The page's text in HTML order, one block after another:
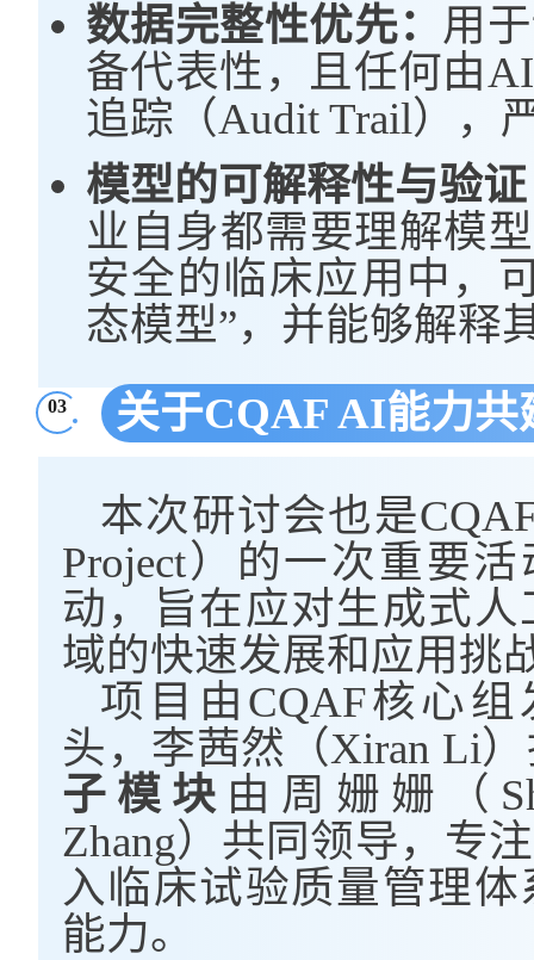
数据完整性优先： 用
备代表性，且任何由
追踪（Audit Trail），
模型的可解释性与验
业自身都需要理解模
安全的临床应用中，
态模型”，并能够解释
03 关于CQAF AI能力共
本次研讨会也是
Project）的一次重要
动，旨在应对生成式
域的快速发展和应用挑
项目由CQAF核心
头，李茜然（Xiran Li
子模块 由周姗姗（
Zhang）共同领导，专
入临床试验质量管理
能力。